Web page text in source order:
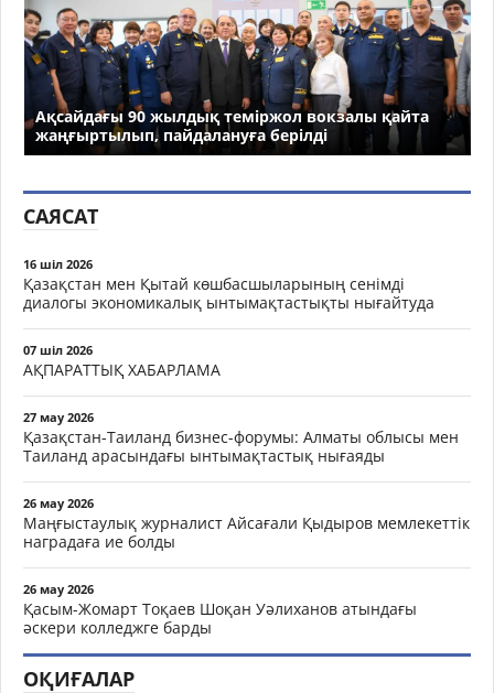
Ақсайдағы 90 жылдық теміржол вокзалы қайта
жаңғыртылып, пайдалануға берілді
САЯСАТ
16 шіл 2026
Қазақстан мен Қытай көшбасшыларының сенімді
диалогы экономикалық ынтымақтастықты нығайтуда
07 шіл 2026
АҚПАРАТТЫҚ ХАБАРЛАМА
27 мау 2026
Қазақстан-Таиланд бизнес-форумы: Алматы облысы мен
Таиланд арасындағы ынтымақтастық нығаяды
26 мау 2026
Маңғыстаулық журналист Айсағали Қыдыров мемлекеттік
наградаға ие болды
26 мау 2026
Қасым-Жомарт Тоқаев Шоқан Уәлиханов атындағы
әскери колледжге барды
ОҚИҒАЛАР